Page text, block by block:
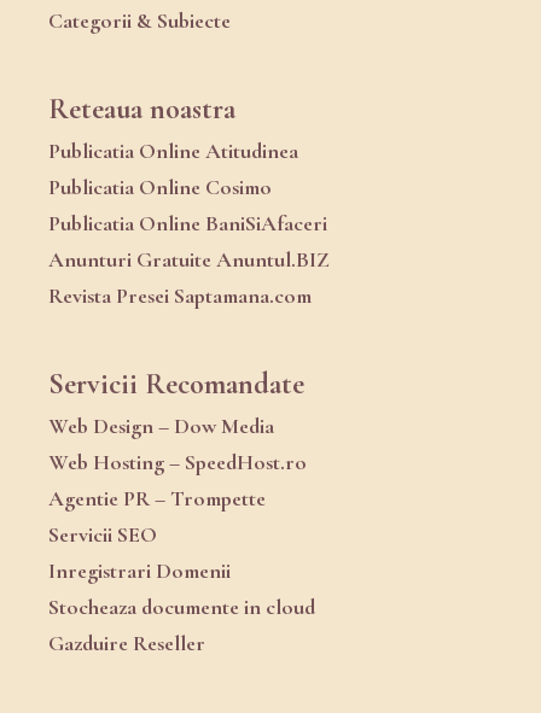
Categorii & Subiecte
Reteaua noastra
Publicatia Online Atitudinea
Publicatia Online Cosimo
Publicatia Online BaniSiAfaceri
Anunturi Gratuite Anuntul.BIZ
Revista Presei Saptamana.com
Servicii Recomandate
Web Design – Dow Media
Web Hosting – SpeedHost.ro
Agentie PR – Trompette
Servicii SEO
Inregistrari Domenii
Stocheaza documente in cloud
Gazduire Reseller